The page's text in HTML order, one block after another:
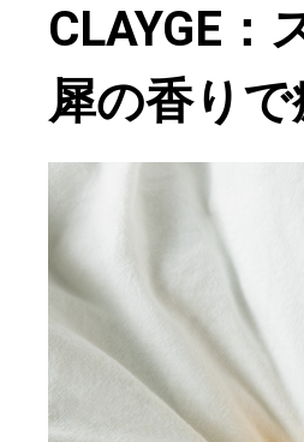
CLAYGE
犀の香り